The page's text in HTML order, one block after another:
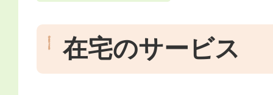
在宅のサービス